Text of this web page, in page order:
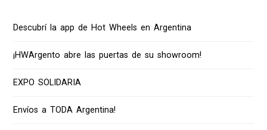
Descubrí la app de Hot Wheels en Argentina
¡HWArgento abre las puertas de su showroom!
EXPO SOLIDARIA
Envíos a TODA Argentina!